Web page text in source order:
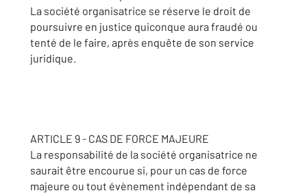
La société organisatrice se réserve le droit de
poursuivre en justice quiconque aura fraudé ou
tenté de le faire, après enquête de son service
juridique.
ARTICLE 9 - CAS DE FORCE MAJEURE
La responsabilité de la société organisatrice ne
saurait être encourue si, pour un cas de force
majeure ou tout évènement indépendant de sa